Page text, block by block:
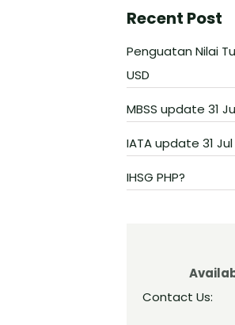
Recent Post
Penguatan Nilai
USD
MBSS update 31
IATA update 31 Jul
IHSG PHP?
Contact Us: